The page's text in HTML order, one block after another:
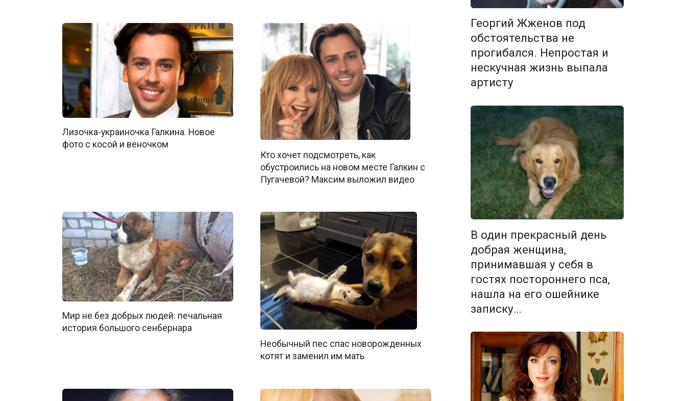
Лизочка-украиночка Галкина. Новое
фото с косой и веночком
Кто хочет подсмотреть, как
обустроились на новом месте Галкин с
Пугачевой? Максим выложил видео
Мир не без добрых людей: печальная
история большого сенбернара
Необычный пес спас новорожденных
котят и заменил им мать
Георгий Жженов под
обстоятельства не
прогибался. Непростая и
нескучная жизнь выпала
артисту
В один прекрасный день
добрая женщина,
принимавшая у себя в
гостях постороннего пса,
нашла на его ошейнике
записку…